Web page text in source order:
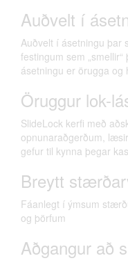
Auðvelt í
Auðvelt í ásetningu þar
festingum sem
ásetningu er örugga og
Öruggur lok-
SlideLock kerfi með
opnunaraðgerðum,
gefur til kynna þegar
Breytt
Fáanlegt í ýmsum
og þörfum
Aðgangur að